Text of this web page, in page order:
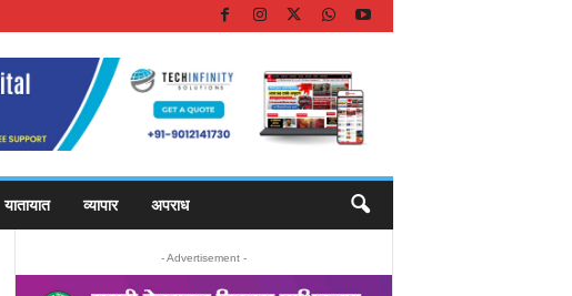
यातायात व्यापार अपराध
- Advertisement -